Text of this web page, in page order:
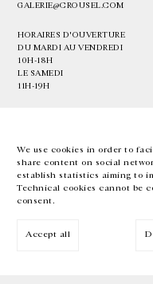
We use cookies in order to
share content on social
establish statistics aiming to
Technical cookies cannot be
consent.
Accept all
GALERIE@CROUSEL.COM
HORAIRES D'OUVERTURE
DU MARDI AU VENDREDI
10H-18H
LE SAMEDI
11H-19H
EN FR 中文 Facebook
Inscrivez-vous à notre newsletter